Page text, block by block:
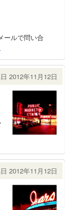
ールで問い合
2012年11月12日
2012年11月12日